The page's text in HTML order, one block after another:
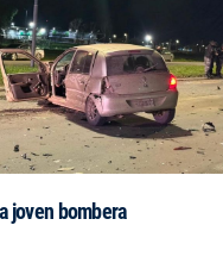
joven bombera